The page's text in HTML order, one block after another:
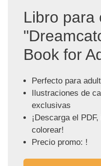
Libro para
Book for
Perfecto para
Ilustraciones de
exclusivas
¡Descarga el
colorear!
Precio promo: !